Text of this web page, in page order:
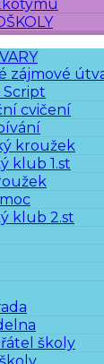
zájmové
Script
cvičení
kroužek
klub 1.st
klub 2.st
školy